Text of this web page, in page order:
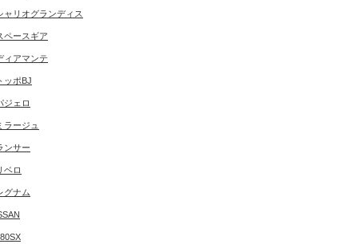
ャリオグランディス
ペースギア
ィアマンテ
ッポBJ
ジェロ
ラージュ
ンサー
ベロ
グナム